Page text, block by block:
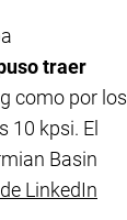
traer
como por los
10 kpsi. El
Basin
LinkedIn